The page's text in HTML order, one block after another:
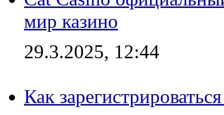
мир казино
29.3.2025, 12:44
Как